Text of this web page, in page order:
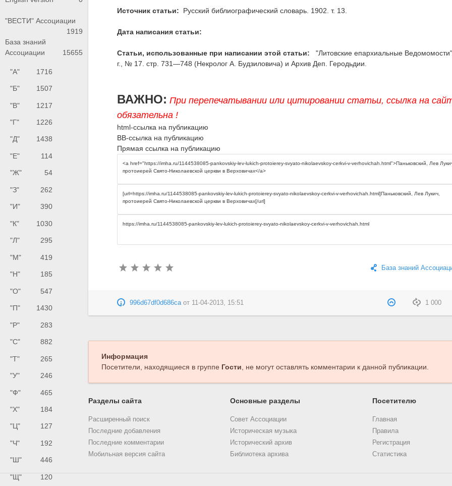
"ВЕСТИ" Ассоциации
1919
База знаний
Ассоциации
15655
"А" 1716
"Б" 1507
"В" 1217
"Г" 1226
"Д" 1438
"Е" 114
"Ж" 54
"З" 262
"И" 390
"К" 1030
"Л" 295
"М" 419
"Н" 185
"О" 547
"П" 1430
"Р" 283
"С" 882
"Т" 265
"У" 246
"Ф" 465
"Х" 184
"Ц" 127
"Ч" 192
"Ш" 446
"Щ" 120
Источник статьи: Русский библиографический словарь. 1902. т. 13.
Дата написания статьи:
Статьи, использованные при написании этой статьи:
"Литовские епархиальные
г., № 17. стр. 731—748 (Некролог А. Будзиловича) и Архив Деп. Геродьдии.
ВАЖНО: При перепечатывании или цитировании статьи, ссылка на
обязательна !
html-ссылка на публикацию
BB-ссылка на публикацию
Прямая ссылка на публикацию
База знаний
1 000
996d67df0d686caот 11-04-2013, 15:51
Информация
Посетители, находящиеся в группе Гости, не могут оставлять комментарии к данной публикации.
Разделы сайта
Расширенный поиск
Последние добавления
Последние комментарии
Мобильная версия сайта
Основные разделы
Совет Ассоциации
Историческая музыка
Исторический архив
Библиотека архива
Посетителю
Главная
Правила
Регистрация
Статистика